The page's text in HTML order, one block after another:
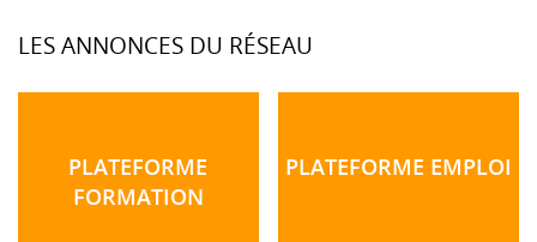
LES ANNONCES DU RÉSEAU
PLATEFORME
FORMATION
PLATEFORME EMPLOI